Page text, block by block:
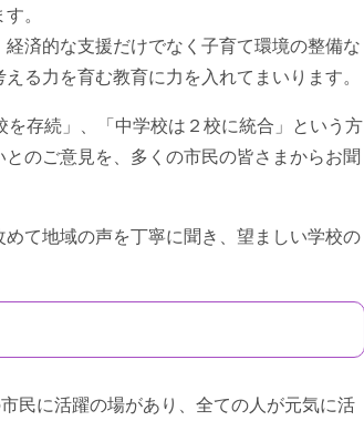
。
済的な支援だけでなく子育て環境の整備な
る力を育む教育に力を入れてまいります。
存続」、「中学校は２校に統合」という方
のご意見を、多くの市民の皆さまからお聞
て地域の声を丁寧に聞き、望ましい学校の
民に活躍の場があり、全ての人が元気に活